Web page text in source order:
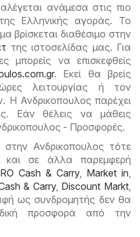
ανάμεσα στις πιο
της Ελληνικής αγοράς. Το
βρίσκεται διαθέσιμο στην
της ιστοσελίδας μας. Για
μπορείς να επισκεφθείς
. Εκεί θα βρείς
λειτουργίας ή τον
Η Ανδρικοπουλος παρέχει
Εάν θέλεις να μάθεις
- Προσφορές.
στην Ανδρικοπουλος τότε
και σε άλλα παρεμφερή
Cash & Carry, Market in
& Carry, Discount Markt
ως συνδρομητής δεν θα
προσφορά από την